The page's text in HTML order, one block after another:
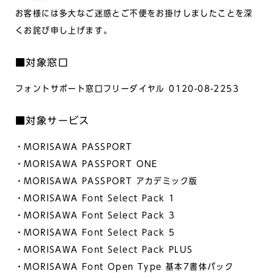
お客様には多大なご迷惑とご不便をお掛けしましたことを深
くお詫び申し上げます。
■対象窓口
フォントサポート窓口フリーダイヤル 0120-08-2253
■対象サービス
・MORISAWA PASSPORT
・MORISAWA PASSPORT ONE
・MORISAWA PASSPORT アカデミック版
・MORISAWA Font Select Pack 1
・MORISAWA Font Select Pack 3
・MORISAWA Font Select Pack 5
・MORISAWA Font Select Pack PLUS
・MORISAWA Font Open Type 基本7書体パック